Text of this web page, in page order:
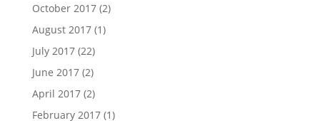
October 2017(2)
August 2017(1)
July 2017(22)
June 2017(2)
April 2017(2)
February 2017(1)